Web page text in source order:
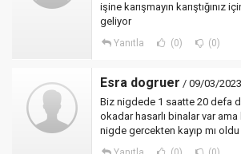
işine karışmayın karıştığınız
geliyor
Yanıtla (0) (0)
Esra dogruer / 09/03/
Biz nigdede 1 saatte 20 defa
okadar hasarlı binalar var
nigde gercekten kayıp mı oldu